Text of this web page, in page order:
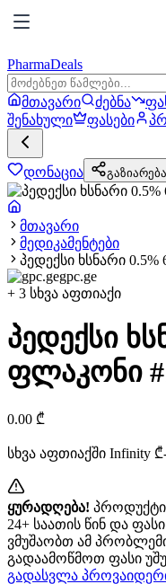
PharmaDeals
მთავარი ძებნა
შენახული
ფასები
დონაცია გაზიარება
მთავარი
მედიკამენტები
პედექსი ხსნარი
gpc.ge
+ 3 სხვა აფთიაქი
პედექსი
ფლაკონი
0.00 ₾
სხვა აფთიაქში Infinity
ყურადღება!
24+ საათის წინ და
ვმუშაობთ ამ
გადაამოწმოთ ფასი
გადასვლა